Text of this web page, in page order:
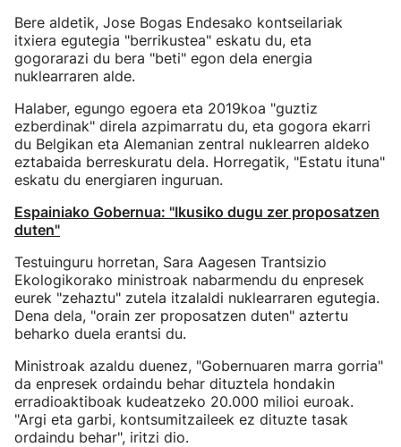
Bere aldetik, Jose Bogas Endesako kontseilariak
itxiera egutegia "berrikustea" eskatu du, eta
gogorarazi du bera "beti" egon dela energia
nuklearraren alde.
Halaber, egungo egoera eta 2019koa "guztiz
ezberdinak" direla azpimarratu du, eta gogora ekarri
du Belgikan eta Alemanian zentral nuklearren aldeko
eztabaida berreskuratu dela. Horregatik, "Estatu ituna"
eskatu du energiaren inguruan.
Espainiako Gobernua: "Ikusiko dugu zer proposatzen
duten"
Testuinguru horretan, Sara Aagesen Trantsizio
Ekologikorako ministroak nabarmendu du enpresek
eurek "zehaztu" zutela itzalaldi nuklearraren egutegia.
Dena dela, "orain zer proposatzen duten" aztertu
beharko duela erantsi du.
Ministroak azaldu duenez, "Gobernuaren marra gorria"
da enpresek ordaindu behar dituztela hondakin
erradioaktiboak kudeatzeko 20.000 milioi euroak.
"Argi eta garbi, kontsumitzaileek ez dituzte tasak
ordaindu behar", iritzi dio.